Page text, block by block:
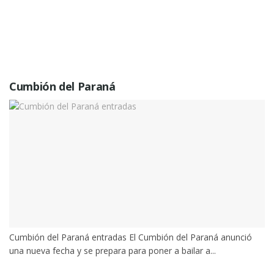
Cumbión del Paraná
Cumbión del Paraná entradas El Cumbión del Paraná anunció
una nueva fecha y se prepara para poner a bailar a...